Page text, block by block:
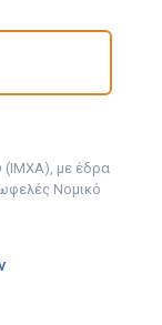
(ΙΜΧΑ), με έδρα
Νομικό